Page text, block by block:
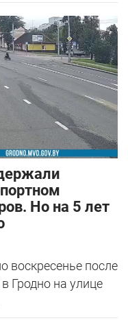
Но на 5 лет
воскресенье после
Гродно на улице